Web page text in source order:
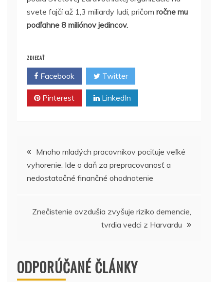
svete fajčí až 1,3 miliardy ľudí, pričom ročne mu
podľahne 8 miliónov jedincov.
ZDIEĽAŤ
Facebook Twitter
Pinterest LinkedIn
Navigácia
Mnoho mladých pracovníkov pociťuje veľké
vyhorenie. Ide o daň za prepracovanosť a
nedostatočné finančné ohodnotenie
Znečistenie ovzdušia zvyšuje riziko demencie,
tvrdia vedci z Harvardu
ODPORÚČANÉ ČLÁNKY